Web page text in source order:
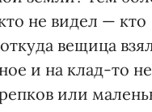
не видел — кто
вещица
и на клад-то
или